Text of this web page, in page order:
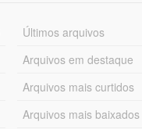
Últimos arquivos
Arquivos em destaque
Arquivos mais curtidos
Arquivos mais baixados